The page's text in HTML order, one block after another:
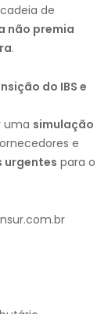
de
não premia
.
do IBS e
uma simulação
e
urgentes para o